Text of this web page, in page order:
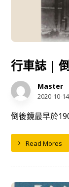
行車誌 |
Master
2020-10-14
倒後鏡最早於
Read Mores